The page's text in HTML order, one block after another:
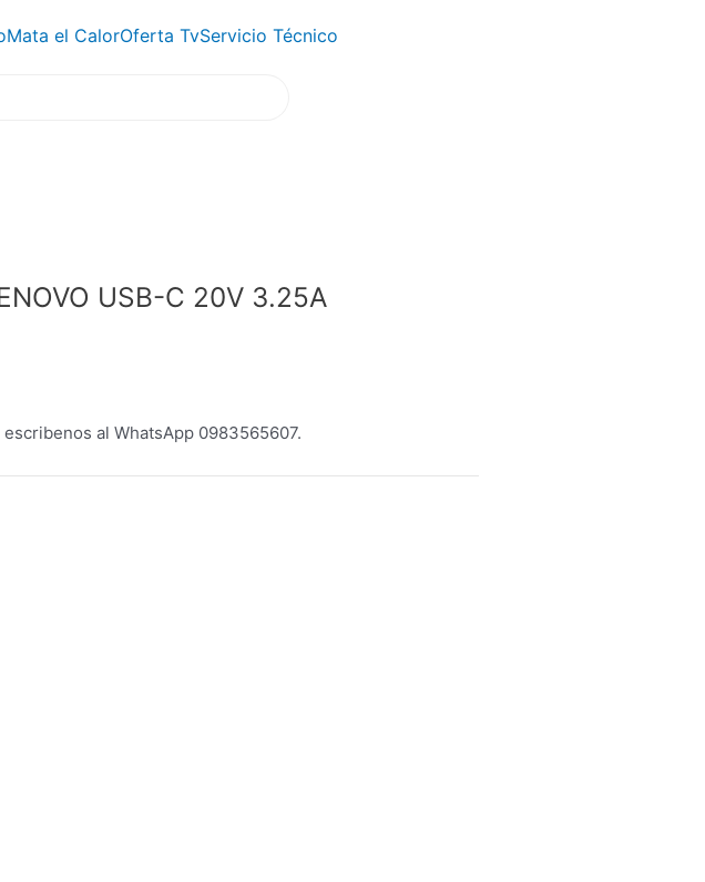
Mata el CalorOferta TvServicio Técnico
USB-C 20V 3.25A
escribenos al WhatsApp 0983565607.